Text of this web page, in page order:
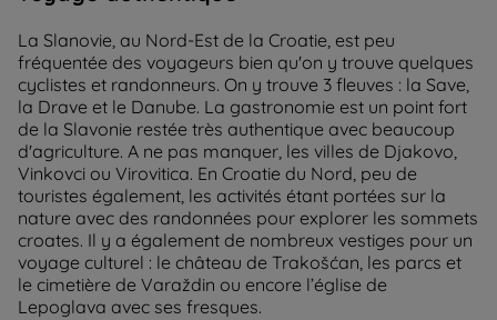
La Slanovie, au Nord-Est de la Croatie, est peu
fréquentée des voyageurs bien qu'on y trouve quelques
cyclistes et randonneurs. On y trouve 3 fleuves : la Save,
la Drave et le Danube. La gastronomie est un point fort
de la Slavonie restée très authentique avec beaucoup
d'agriculture. A ne pas manquer, les villes de Djakovo,
Vinkovci ou Virovitica. En Croatie du Nord, peu de
touristes également, les activités étant portées sur la
nature avec des randonnées pour explorer les sommets
croates. Il y a également de nombreux vestiges pour un
voyage culturel : le château de Trakošćan, les parcs et
le cimetière de Varaždin ou encore l’église de
Lepoglava avec ses fresques.